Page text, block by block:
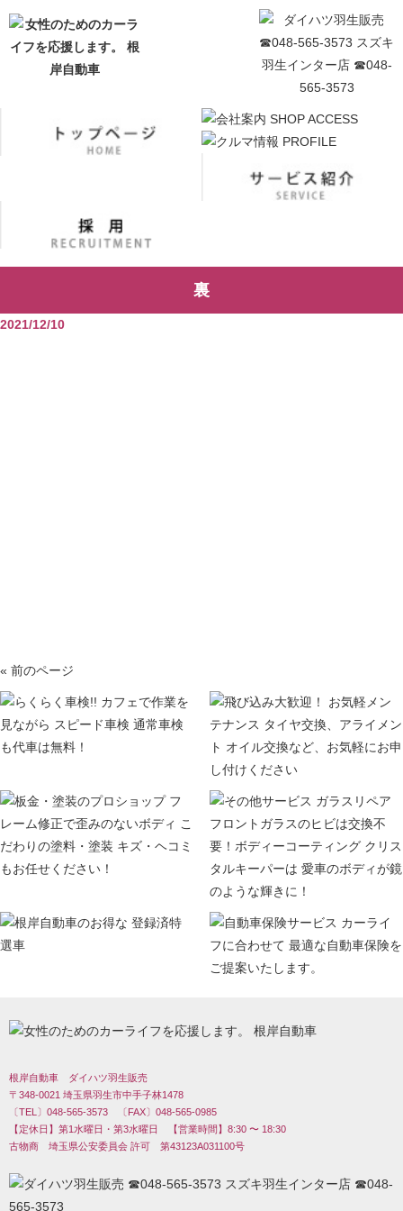
裏
2021/12/10
« 前のページ
根岸自動車 ダイハツ羽生販売
〒348-0021 埼玉県羽生市中手子林1478
〔TEL〕048-565-3573 〔FAX〕048-565-0985
【定休日】第1水曜日・第3水曜日 【営業時間】8:30 〜 18:30
古物商 埼玉県公安委員会 許可 第43123A031100号